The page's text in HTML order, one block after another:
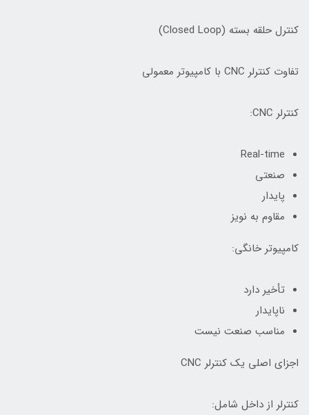
کنترل حلقه بسته (Closed Loop)
تفاوت کنترلر CNC با کامپیوتر معمولی
کنترلر CNC:
Real-time
صنعتی
پایدار
مقاوم به نویز
کامپیوتر خانگی:
تأخیر دارد
ناپایدار
مناسب صنعت نیست
اجزای اصلی یک کنترلر CNC
کنترلر از داخل شامل: